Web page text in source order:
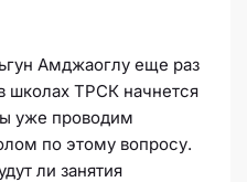
Амджаоглу еще раз
школах ТРСК начнется
уже проводим
по этому вопросу.
ли занятия